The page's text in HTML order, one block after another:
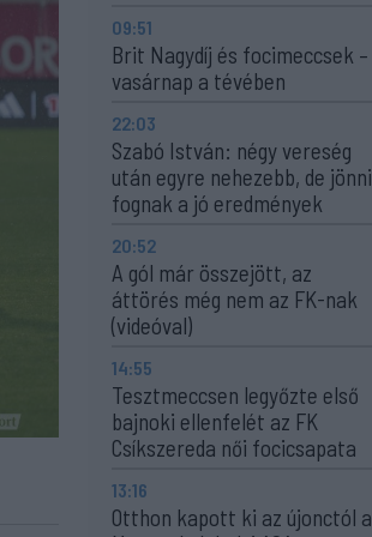
09:51
Brit Nagydíj és focimeccsek –
vasárnap a tévében
22:03
Szabó István: négy vereség
után egyre nehezebb, de jönni
fognak a jó eredmények
20:52
A gól már összejött, az
áttörés még nem az FK-nak
(videóval)
14:55
Tesztmeccsen legyőzte első
bajnoki ellenfelét az FK
Csíkszereda női focicsapata
13:16
Otthon kapott ki az újonctól a